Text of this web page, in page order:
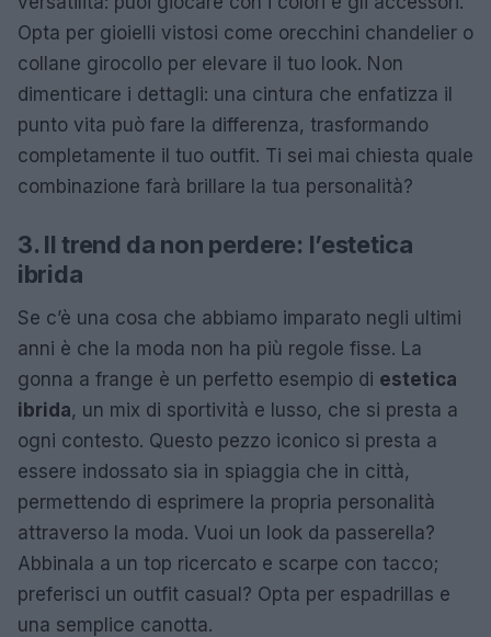
Opta per gioielli vistosi come orecchini chandelier o
collane girocollo per elevare il tuo look. Non
dimenticare i dettagli: una cintura che enfatizza il
punto vita può fare la differenza, trasformando
completamente il tuo outfit. Ti sei mai chiesta quale
combinazione farà brillare la tua personalità?
3. Il trend da non perdere: l’estetica
ibrida
Se c’è una cosa che abbiamo imparato negli ultimi
anni è che la moda non ha più regole fisse. La
gonna a frange è un perfetto esempio di estetica
ibrida, un mix di sportività e lusso, che si presta a
ogni contesto. Questo pezzo iconico si presta a
essere indossato sia in spiaggia che in città,
permettendo di esprimere la propria personalità
attraverso la moda. Vuoi un look da passerella?
Abbinala a un top ricercato e scarpe con tacco;
preferisci un outfit casual? Opta per espadrillas e
una semplice canotta.